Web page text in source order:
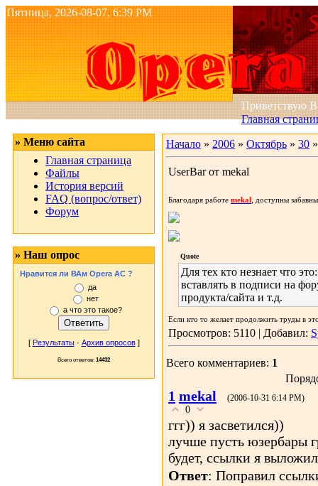
Пятница, 2026-08-07, 6:39 PM
Приветствую
Главная
» Меню сайта
Главная страница
Файлы
История версий
FAQ (вопрос/ответ)
Форум
» Наш опрос
Нравится ли ВАм Opera AC ?
да
нет
а что это такое?
[ Результаты· Архив опросов]
Всего ответов: 14432
Начало » 2006 » Октябрь » 30
UserBar от mekal
Благодаря работе mekal , доступны
Quote
Для тех кто незнает что
вставлять в подписи на
продукта/сайта и т.д.
Если кто то желает продолжить труды в
Просмотров: 5110 | Добавил:
Всего комментариев: 1
1 mekal (2006-10-31 6:14 PM)
0
ггг)) я засветился))
лучше пусть юзербары
будет, ссылки я
Ответ: Поправил